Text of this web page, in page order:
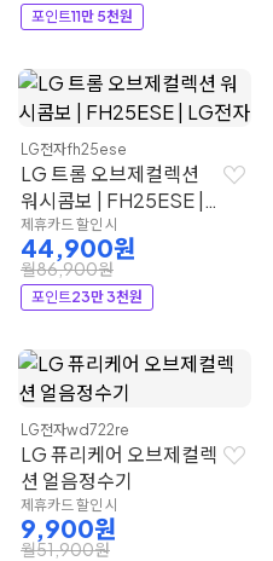
포인트11만 5천원
LG전자fh25ese
LG 트롬 오브제컬렉션
워시콤보 | FH25ESE |
LG전자
제휴카드 할인 시
44,900원
월86,900원
포인트23만 3천원
LG전자wd722re
LG 퓨리케어 오브제컬렉
션 얼음정수기
제휴카드 할인 시
9,900원
월51,900원